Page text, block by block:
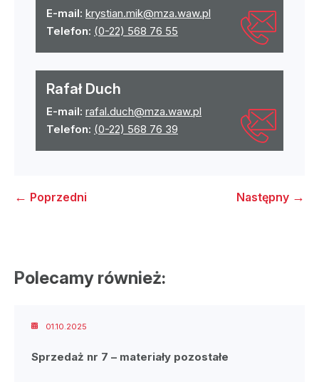
E-mail: krystian.mik@mza.waw.pl
Telefon: (0-22) 568 76 55
Rafał Duch
E-mail: rafal.duch@mza.waw.pl
Telefon: (0-22) 568 76 39
← Poprzedni Następny →
Polecamy również:
01.10.2025
Sprzedaż nr 7 – materiały pozostałe